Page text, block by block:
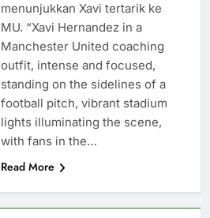
menunjukkan Xavi tertarik ke
MU. “Xavi Hernandez in a
Manchester United coaching
outfit, intense and focused,
standing on the sidelines of a
football pitch, vibrant stadium
lights illuminating the scene,
with fans in the…
Read More